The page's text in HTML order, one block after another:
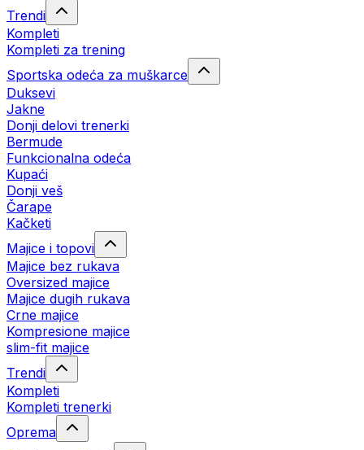
Trendi
Kompleti
Kompleti za trening
Sportska odeća za muškarce
Duksevi
Jakne
Donji delovi trenerki
Bermude
Funkcionalna odeća
Kupaći
Donji veš
Čarape
Kačketi
Majice i topovi
Majice bez rukava
Oversized majice
Majice dugih rukava
Crne majice
Kompresione majice
slim-fit majice
Trendi
Kompleti
Kompleti trenerki
Oprema